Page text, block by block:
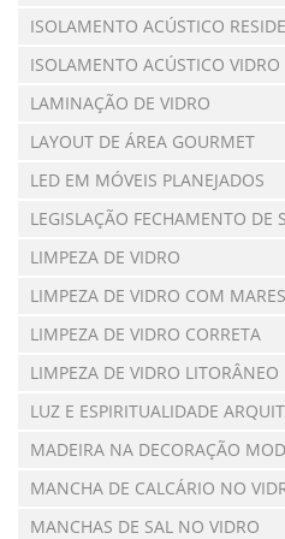
ISOLAMENTO ACÚSTICO
ISOLAMENTO ACÚSTICO VIDRO
LAMINAÇÃO DE VIDRO
LAYOUT DE ÁREA GOURMET
LED EM MÓVEIS PLANEJADOS
LEGISLAÇÃO FECHAMENTO DE
LIMPEZA DE VIDRO
LIMPEZA DE VIDRO COM
LIMPEZA DE VIDRO CORRETA
LIMPEZA DE VIDRO LITORÂNEO
LUZ E ESPIRITUALIDADE
MADEIRA NA DECORAÇÃO
MANCHA DE CALCÁRIO NO
MANCHAS DE SAL NO VIDRO